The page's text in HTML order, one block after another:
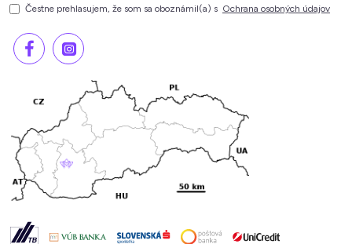
Čestne prehlasujem, že som sa oboznámil(a) s Ochrana osobných údajov